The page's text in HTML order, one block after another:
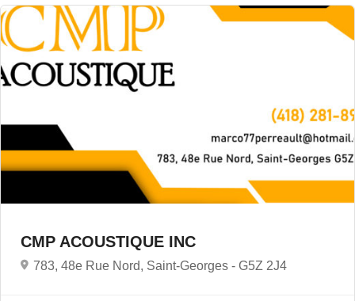
CMP ACOUSTIQUE INC
783, 48e Rue Nord, Saint-Georges - G5Z 2J4